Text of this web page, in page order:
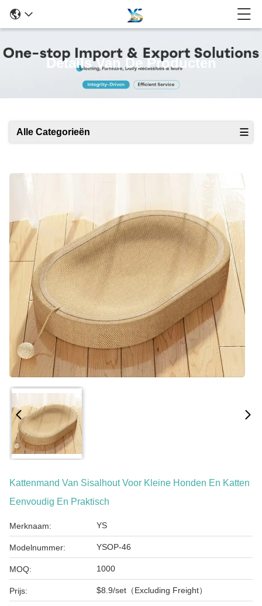
Details Van De Producten
Alle Categorieën
Kattenmand Van Sisalhout Voor Kleine Honden En Katten
Eenvoudig En Praktisch
Merknaam: YS
Modelnummer: YSOP-46
MOQ: 1000
Prijs: $8.9/set（Excluding Freight）